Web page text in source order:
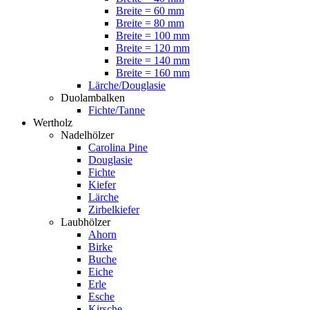
Breite = 60 mm
Breite = 80 mm
Breite = 100 mm
Breite = 120 mm
Breite = 140 mm
Breite = 160 mm
Lärche/Douglasie
Duolambalken
Fichte/Tanne
Wertholz
Nadelhölzer
Carolina Pine
Douglasie
Fichte
Kiefer
Lärche
Zirbelkiefer
Laubhölzer
Ahorn
Birke
Buche
Eiche
Erle
Esche